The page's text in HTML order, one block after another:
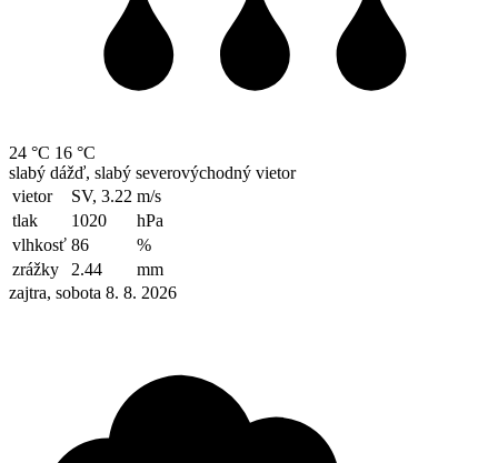
24 °C 16 °C
slabý dážď, slabý severovýchodný vietor
vietor
SV, 3.22 m/s
tlak
1020
hPa
vlhkosť 86
%
zrážky
2.44
mm
zajtra, sobota 8. 8. 2026